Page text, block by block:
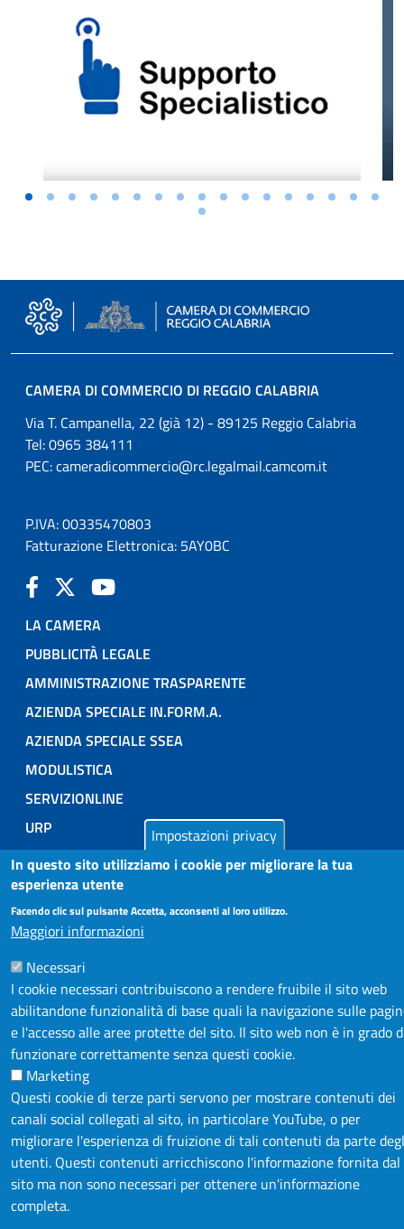
CAMERA DI COMMERCIO DI REGGIO CALABRIA
Via T. Campanella, 22 (già 12) - 89125 Reggio Calabria
Tel: 0965 384111
PEC:cameradicommercio@rc.legalmail.camcom.it
P.IVA: 00335470803
Fatturazione Elettronica: 5AY0BC
LA CAMERA
PUBBLICITÀ LEGALE
AMMINISTRAZIONE TRASPARENTE
AZIENDA SPECIALE IN.FORM.A.
AZIENDA SPECIALE SSEA
MODULISTICA
SERVIZIONLINE
URP
INFORMAZIONE ECONOMICA E STATISTICA
NOTE LEGALI
PRIVACY POLICY
DICHIARAZIONE DI ACCESSIBILITÀ
FEEDBACK ACCESSIBILITÀ
CREDITS
Impostazioni privacy
In questo sito utilizziamo i cookie per migliorare la tua
esperienza utente
Facendo clic sul pulsante Accetta, acconsenti al loro utilizzo.
Maggiori informazioni
Necessari
I cookie necessari contribuiscono a rendere fruibile il sito web
abilitandone funzionalità di base quali la navigazione sulle
e l'accesso alle aree protette del sito. Il sito web non è in grado
funzionare correttamente senza questi cookie.
Marketing
Questi cookie di terze parti servono per mostrare contenuti dei
canali social collegati al sito, in particolare YouTube, o per
migliorare l'esperienza di fruizione di tali contenuti da parte
utenti. Questi contenuti arricchiscono l'informazione fornita dal
sito ma non sono necessari per ottenere un'informazione
completa.